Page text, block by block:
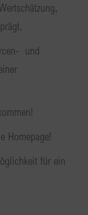
und
Homepage!
für ein